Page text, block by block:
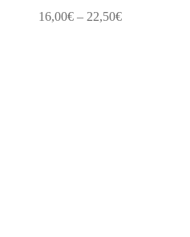
16,00€ – 22,50€